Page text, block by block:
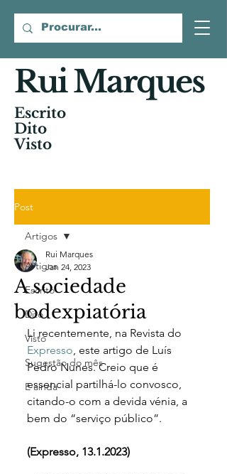
Rui Marques
Escrito
Dito
Visto
Post
Artigos
Escrito
Dito
Visto
Sugestão do mês
E ainda
Artigos
A sociedade
bodexpiatória
Rui Marques
Jan 24, 2023
Li recentemente, na Revista do
Expresso, este artigo de Luís
Pedro Nunes. Creio que é
essencial partilhá-lo convosco,
citando-o com a devida vénia, a
bem do “serviço público”.
(Expresso, 13.1.2023)